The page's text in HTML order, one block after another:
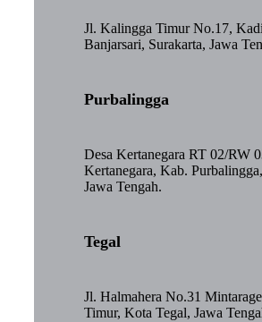
Jl. Kalingga Timur No.17,
Banjarsari, Surakarta, Jawa
Purbalingga
Desa Kertanegara RT 02/RW
Kertanegara, Kab.
Jawa Tengah.
Tegal
Jl. Halmahera No.31
Timur, Kota Tegal, Jawa